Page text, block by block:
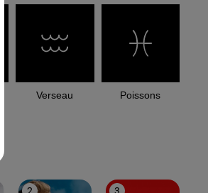
Verseau Poissons